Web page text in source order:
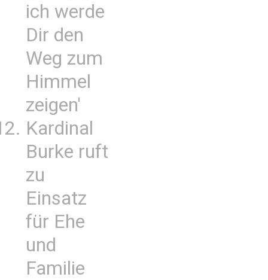
ich werde
Dir den
Weg zum
Himmel
zeigen'
Kardinal
Burke ruft
zu
Einsatz
für Ehe
und
Familie